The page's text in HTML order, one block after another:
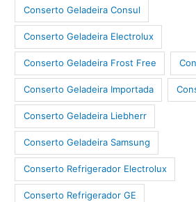
Conserto Geladeira Consul
Conserto Geladeira Electrolux
Conserto Geladeira Frost Free
Conserto Geladeira Importada
Conserto Geladeira Liebherr
Conserto Geladeira Samsung
Conserto Refrigerador Electrolux
Conserto Refrigerador GE